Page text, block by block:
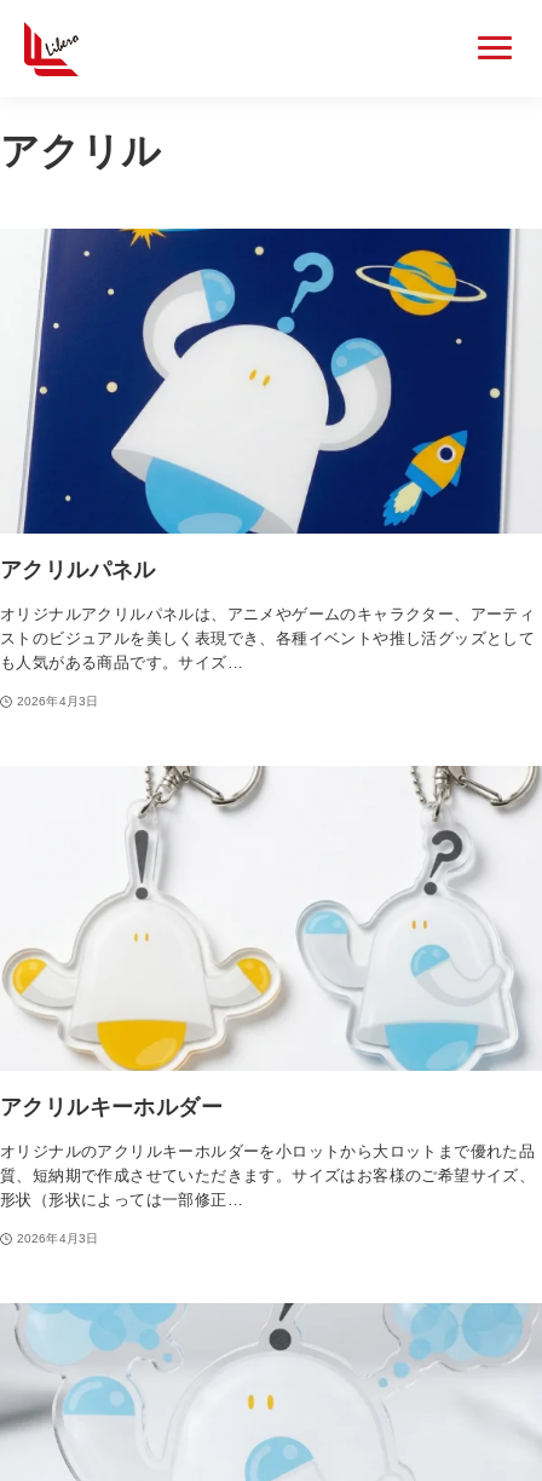
カードゲームグッズ
一覧を見る
デッキケース
カードローダー
カードスリーブ
カードファイル
缶バッジ
一覧を見る
アクリルグッズ
アクリルスタンド
アクリルキーホルダー
アクリルパネル
その他グッズ
一覧を見る
ステッカー
クリアしおり
ミニ色紙
ポストカード
ブロマイド
タペストリー
クリアポスター
採用理念
社員インタビュー
募集要項
アクリル
アクリルパネル
オリジナルアクリルパネルは、アニメやゲームのキャラクター、アーティ
ストのビジュアルを美しく表現でき、各種イベントや推し活グッズとして
も人気がある商品です。サイズ…
2026年4月3日
アクリルキーホルダー
オリジナルのアクリルキーホルダーを小ロットから大ロットまで優れた品
質、短納期で作成させていただきます。サイズはお客様のご希望サイズ、
形状（形状によっては一部修正…
2026年4月3日